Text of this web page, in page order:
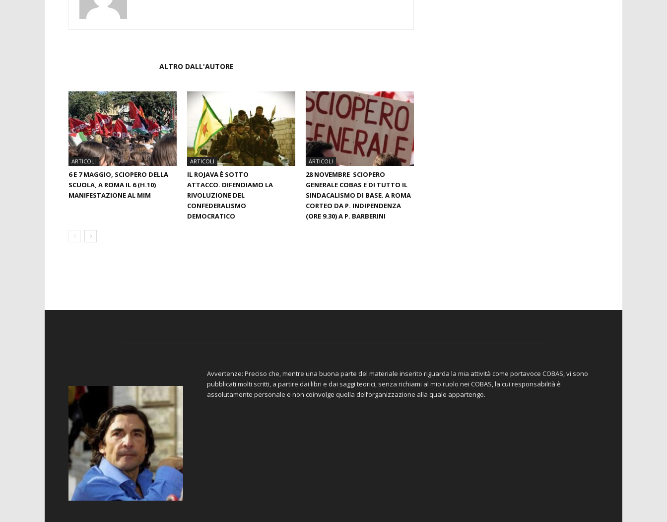
ALTRO DALL'AUTORE
ARTICOLI
6 E 7 MAGGIO, SCIOPERO DELLA
SCUOLA, A ROMA IL 6 (H.10)
MANIFESTAZIONE AL MIM
ARTICOLI
IL ROJAVA È SOTTO
ATTACCO. DIFENDIAMO LA
RIVOLUZIONE DEL
CONFEDERALISMO
DEMOCRATICO
ARTICOLI
28 NOVEMBRE SCIOPERO
GENERALE COBAS E DI TUTTO IL
SINDACALISMO DI BASE. A ROMA
CORTEO DA P. INDIPENDENZA
(ORE 9.30) A P. BARBERINI
Avvertenze: Preciso che, mentre una buona parte del materiale inserito riguarda la mia attività come portavoce COBAS, vi sono
pubblicati molti scritti, a partire dai libri e dai saggi teorici, senza richiami al mio ruolo nei COBAS, la cui responsabilità è
assolutamente personale e non coinvolge quella dell’organizzazione alla quale appartengo.